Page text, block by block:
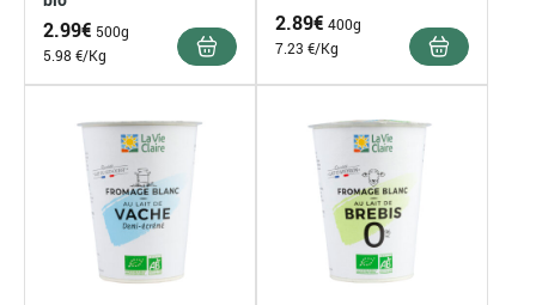
2.99€ 500g
5.98 €/Kg
2.89€ 400g
7.23 €/Kg